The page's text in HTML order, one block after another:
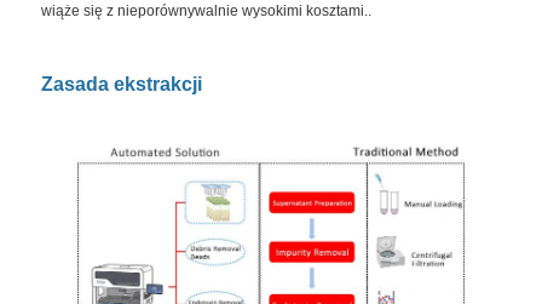
wiąże się z nieporównywalnie wysokimi kosztami..
Zasada ekstrakcji